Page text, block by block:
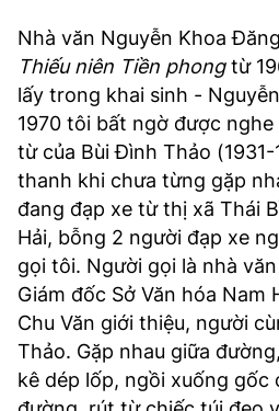
Nhà văn Nguyễn Khoa
Thiếu niên Tiền phongtừ
lấy trong khai sinh -
1970 tôi bất ngờ được
từ của Bùi Đình Thảo
thanh khi chưa từng gặp
đang đạp xe từ thị xã Thái
Hải, bỗng 2 người đạp xe
gọi tôi. Người gọi là nhà
Giám đốc Sở Văn hóa Nam
Chu Văn giới thiệu, người
Thảo. Gặp nhau giữa
kê dép lốp, ngồi xuống gốc